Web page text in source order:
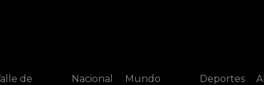
de
Nacional
Mundo
Deportes